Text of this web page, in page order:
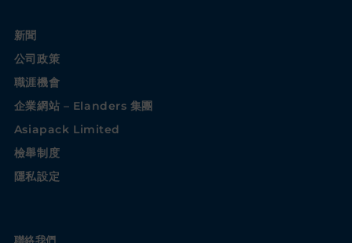
新聞
公司政策
職涯機會
企業網站 – Elanders 集團
Asiapack Limited
檢舉制度
隱私設定
聯絡我們